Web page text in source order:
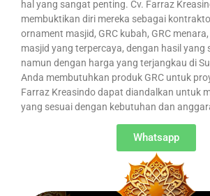
hal yang sangat penting. Cv. Farraz
membuktikan diri mereka sebagai
ornament masjid, GRC kubah, GRC
masjid yang terpercaya, dengan hasil yang
namun dengan harga yang terjangkau di
Anda membutuhkan produk GRC untuk
Farraz Kreasindo dapat diandalkan untuk
yang sesuai dengan kebutuhan dan
Whatsapp